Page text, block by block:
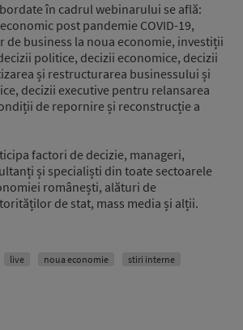
în cadrul webinarului se află:
post pandemie COVID-19,
de business la noua economie, investiții
politice, decizii economice, decizii
și restructurarea businessului și
decizii executive pentru relansarea
de repornire și reconstrucție a
factori de decizie, manageri,
și specialiști din toate sectoarele
românești, alături de
de stat, mass media și alții.
live noua economie
stiri interne